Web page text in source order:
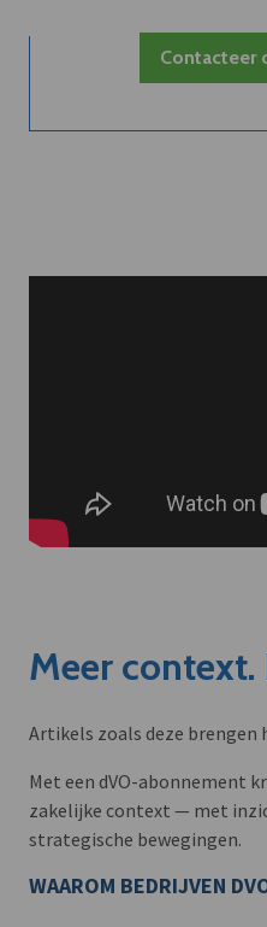
Contacteer
Meer
Artikels zoals deze brengen
Met een dVO-abonnement
zakelijke context — met
strategische bewegingen.
WAAROM BEDRIJVEN